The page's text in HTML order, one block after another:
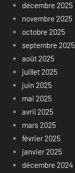
décembre 2025
novembre 2025
octobre 2025
septembre 2025
août 2025
juillet 2025
juin 2025
mai 2025
avril 2025
mars 2025
février 2025
janvier 2025
décembre 2024